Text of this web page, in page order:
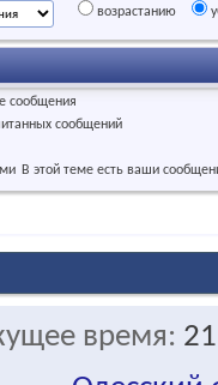
возрастанию
сообщения
сообщений
В этой теме есть ваши
время: